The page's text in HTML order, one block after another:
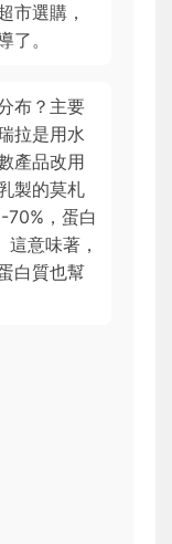
市選購，
了。
布？主要
拉是用水
產品改用
製的莫札
70%，蛋白
意味著，
白質也幫